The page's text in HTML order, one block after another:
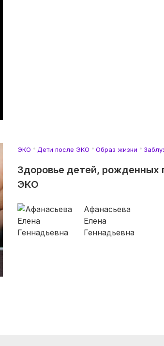
ЭКО Дети после ЭКО Образ жизни
Здоровье детей, рожденных
ЭКО
Афанасьева
Елена
Геннадьевна